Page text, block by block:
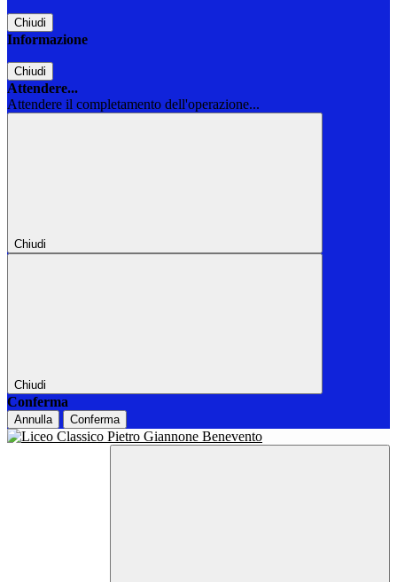
Chiudi
Informazione
Chiudi
Attendere...
Attendere il completamento dell'operazione...
Chiudi
Chiudi
Conferma
Annulla Conferma